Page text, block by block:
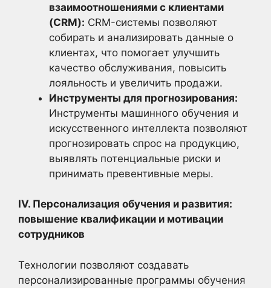
взаимоотношениями с клиентами
(CRM): CRM-системы позволяют
собирать и анализировать данные о
клиентах, что помогает улучшить
качество обслуживания, повысить
лояльность и увеличить продажи.
Инструменты для прогнозирования:
Инструменты машинного обучения и
искусственного интеллекта позволяют
прогнозировать спрос на продукцию,
выявлять потенциальные риски и
принимать превентивные меры.
IV. Персонализация обучения и развития:
повышение квалификации и мотивации
сотрудников
Технологии позволяют создавать
персонализированные программы обучения